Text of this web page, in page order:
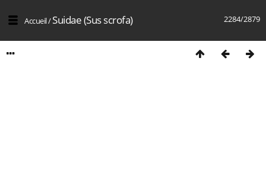
2284/2879
Accueil/Suidae (Sus scrofa)